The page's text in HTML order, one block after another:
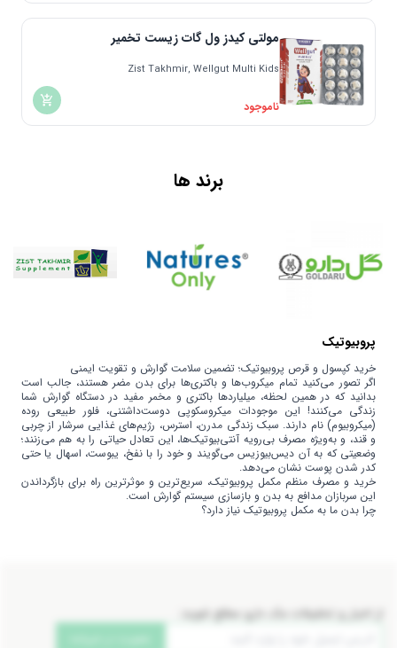
مولتی کیدز ول گات زیست تخمیر
Zist Takhmir, Wellgut Multi Kids
ناموجود
برند ها
پروبیوتیک
خرید کپسول و قرص پروبیوتیک؛ تضمین سلامت گوارش و تقویت ایمنی
اگر تصور می‌کنید تمام میکروب‌ها و باکتری‌ها برای بدن مضر هستند، جالب است
بدانید که در همین لحظه، میلیاردها باکتری و مخمر مفید در دستگاه گوارش شما
زندگی می‌کنند! این موجودات میکروسکوپی دوست‌داشتنی، فلور طبیعی روده
(میکروبیوم) نام دارند. سبک زندگی مدرن، استرس، رژیم‌های غذایی سرشار از چربی
و قند، و به‌ویژه مصرف بی‌رویه آنتی‌بیوتیک‌ها، این تعادل حیاتی را به هم می‌زنند؛
وضعیتی که به آن دیس‌بیوزیس می‌گویند و خود را با نفخ، یبوست، اسهال یا حتی
کدر شدن پوست نشان می‌دهد.
خرید و مصرف منظم مکمل پروبیوتیک، سریع‌ترین و موثرترین راه برای بازگرداندن
این سربازان مدافع به بدن و بازسازی سیستم گوارش است.
چرا بدن ما به مکمل پروبیوتیک نیاز دارد؟
برایخرید مکمل ضداسهال با تاثیر بالا وارد سایت شوید.
مدیریت علائم سندروم روده تحریک‌پذیر (IBS): فرآورده‌های تخصصی مانند بایو
از اخبار و تخفیفات مک دارو مطلع شوید: